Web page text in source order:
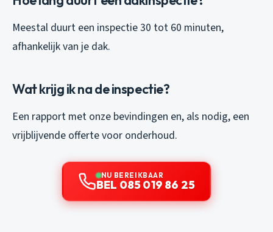
Meestal duurt een inspectie 30 tot 60 minuten,
afhankelijk van je dak.
Wat krijg ik na de inspectie?
Een rapport met onze bevindingen en, als nodig, een
vrijblijvende offerte voor onderhoud.
NU BEREIKBAAR
BEL 085 019 86 25